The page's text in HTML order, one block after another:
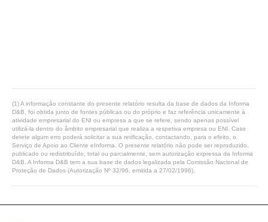
(1) A informação constante do presente relatório resulta da base de dados da Informa
D&B, foi obtida junto de fontes públicas ou do próprio e faz referência unicamente à
atividade empresarial do ENI ou empresa a que se refere, sendo apenas possível
utilizá-la dentro do âmbito empresarial que realiza a respetiva empresa ou ENI. Caso
detete algum erro poderá solicitar a sua retificação, contactando, para o efeito, o
Serviço de Apoio ao Cliente eInforma. O presente relatório não pode ser reproduzido,
publicado ou redistribuído, total ou parcialmente, sem autorização expressa da Informa
D&B. A Informa D&B tem a sua base de dados legalizada pela Comissão Nacional de
Proteção de Dados (Autorização Nº 32/96, emitida a 27/02/1996).